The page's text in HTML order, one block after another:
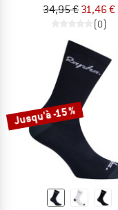
34,95 € 31,46 €
(0)
Jusqu'à -15 %